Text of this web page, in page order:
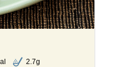
2.7g